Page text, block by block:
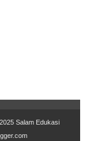
Salam Edukasi